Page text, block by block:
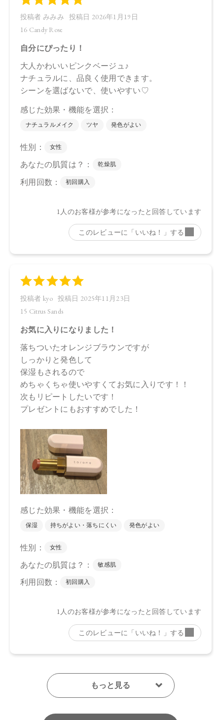
合がございます。
●パッケージのリニューアル等の理由により、成分・処方が記
載と異なる場合がございます。
●予告なくパッケージ仕様が変更になる場合がございます。